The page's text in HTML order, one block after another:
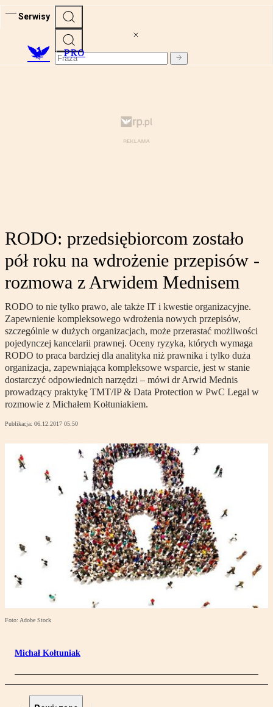
Serwisy
PRO
RODO: przedsiębiorcom zostało
pół roku na wdrożenie przepisów -
rozmowa z Arwidem Mednisem
RODO to nie tylko prawo, ale także IT i kwestie organizacyjne.
Zapewnienie kompleksowego wdrożenia nowych przepisów,
szczególnie w dużych organizacjach, może przerastać możliwości
pojedynczej kancelarii prawnej. Oceny ryzyka, których wymaga
RODO to praca bardziej dla analityka niż prawnika i tylko duża
organizacja, zapewniająca kompleksowe wsparcie, jest w stanie
dostarczyć odpowiednich narzędzi – mówi dr Arwid Mednis
prowadzący praktykę TMT/IP & Data Protection w PwC Legal w
rozmowie z Michałem Kołtuniakiem.
Publikacja: 06.12.2017 05:50
Foto: Adobe Stock
Michał Kołtuniak